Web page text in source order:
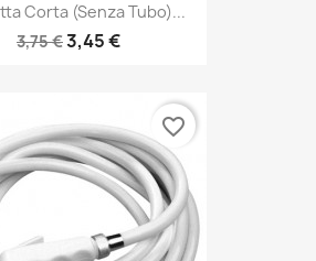
Corta (senza Tubo)...
3,75 €3,45 €
favorite_border